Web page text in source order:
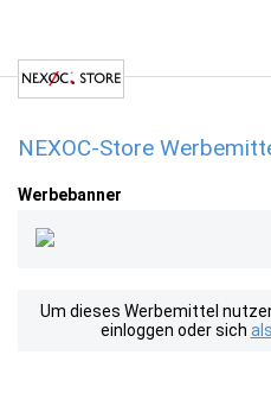
NEXOC-Store
Werbebanner
Um dieses Werbemittel
einloggen oder sich